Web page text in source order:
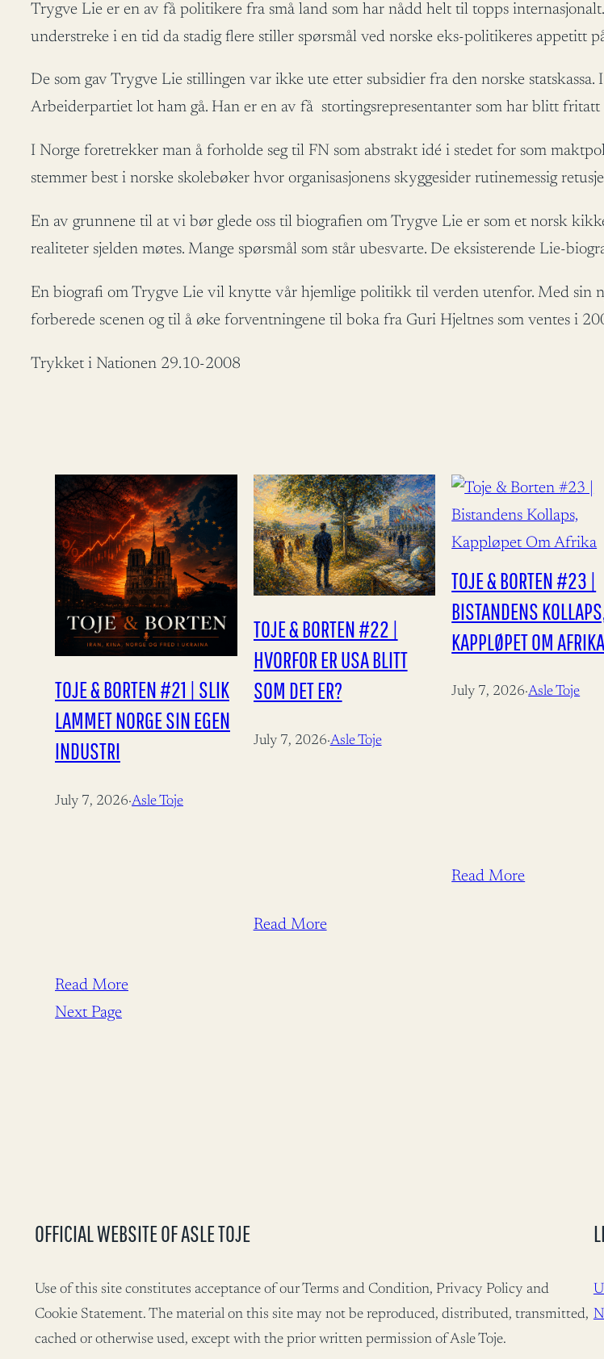
Trygve Lie er en av få politikere fra små land som har nådd helt til topps
understreke i en tid da stadig flere stiller spørsmål ved norske eks-politikeres appetitt
De som gav Trygve Lie stillingen var ikke ute etter subsidier fra den norske
Arbeiderpartiet lot ham gå. Han er en av få stortingsrepresentanter som har blitt
I Norge foretrekker man å forholde seg til FN som abstrakt idé i stedet for som
stemmer best i norske skolebøker hvor organisasjonens skyggesider rutinemessig
En av grunnene til at vi bør glede oss til biografien om Trygve Lie er som et norsk
realiteter sjelden møtes. Mange spørsmål som står ubesvarte. De eksisterende Lie-
En biografi om Trygve Lie vil knytte vår hjemlige politikk til verden utenfor. Med sin
forberede scenen og til å øke forventningene til boka fra Guri Hjeltnes som ventes i
Trykket i Nationen 29.10-2008
TOJE & BORTEN #21 | SLIK
LAMMET NORGE SIN EGEN
INDUSTRI
July 7, 2026·Asle Toje
Read More
TOJE & BORTEN #22 |
HVORFOR ER USA BLITT
SOM DET ER?
July 7, 2026·Asle Toje
Read More
TOJE & BORTEN #23 |
BISTANDENS
KAPPLØPET OM AFRIKA
July 7, 2026·Asle Toje
Read More
Next Page
OFFICIAL WEBSITE OF ASLE TOJE
Use of this site constitutes acceptance of our Terms and Condition, Privacy Policy and
Cookie Statement. The material on this site may not be reproduced, distributed, transmitted,
cached or otherwise used, except with the prior written permission of Asle Toje.